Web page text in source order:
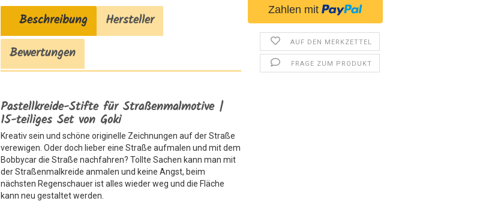
AUF DEN MERKZETTEL
FRAGE ZUM PRODUKT
Beschreibung
Hersteller
Bewertungen
Pastellkreide-Stifte für Straßenmalmotive |
15-teiliges Set von Goki
Kreativ sein und schöne originelle Zeichnungen auf der Straße
verewigen. Oder doch lieber eine Straße aufmalen und mit dem
Bobbycar die Straße nachfahren? Tollte Sachen kann man mit
der Straßenmalkreide anmalen und keine Angst, beim
nächsten Regenschauer ist alles wieder weg und die Fläche
kann neu gestaltet werden.